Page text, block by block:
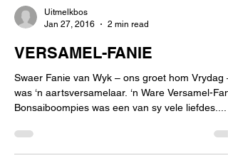
Uitmelkbos
Jan 27, 2016
2 min read
VERSAMEL-FANIE
Swaer Fanie van Wyk – ons groet hom Vrydag –
was ‘n aartsversamelaar. ‘n Ware Versamel-
Bonsaiboompies was een van sy vele liefdes....